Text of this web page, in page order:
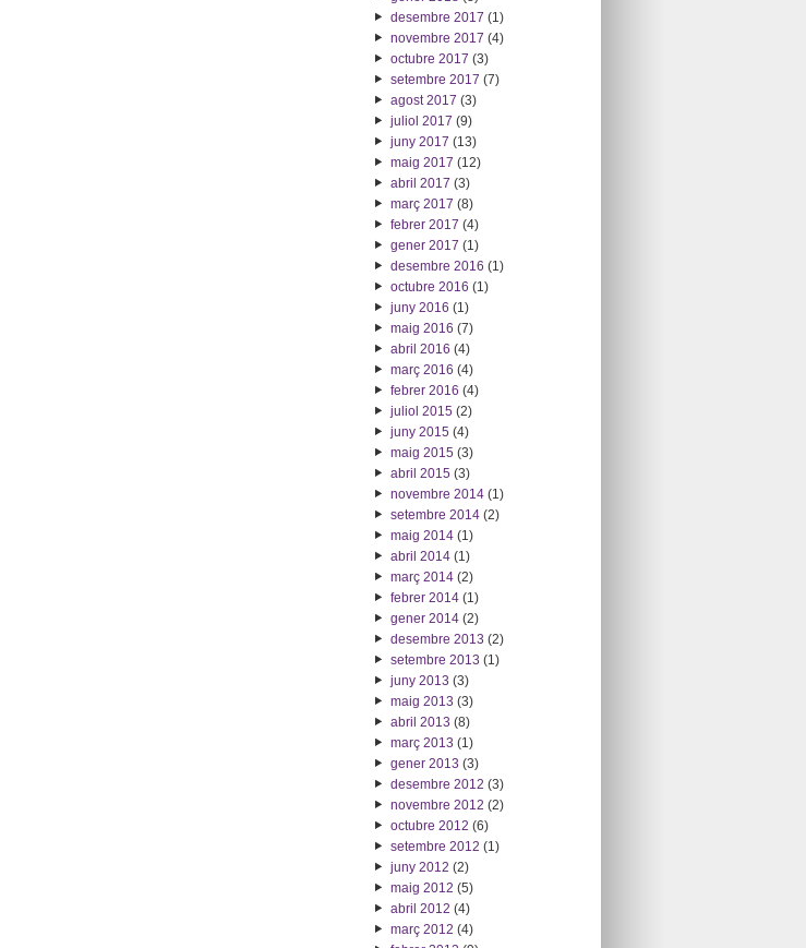
desembre 2017 (1)
novembre 2017 (4)
octubre 2017 (3)
setembre 2017 (7)
agost 2017 (3)
juliol 2017 (9)
juny 2017 (13)
maig 2017 (12)
abril 2017 (3)
març 2017 (8)
febrer 2017 (4)
gener 2017 (1)
desembre 2016 (1)
octubre 2016 (1)
juny 2016 (1)
maig 2016 (7)
abril 2016 (4)
març 2016 (4)
febrer 2016 (4)
juliol 2015 (2)
juny 2015 (4)
maig 2015 (3)
abril 2015 (3)
novembre 2014(1)
setembre 2014(2)
maig 2014(1)
abril 2014(1)
març 2014(2)
febrer 2014(1)
gener 2014(2)
desembre 2013 (2)
setembre 2013 (1)
juny 2013 (3)
maig 2013 (3)
abril 2013 (8)
març 2013 (1)
gener 2013 (3)
desembre 2012 (3)
novembre 2012 (2)
octubre 2012 (6)
setembre 2012 (1)
juny 2012 (2)
maig 2012 (5)
abril 2012 (4)
març 2012 (4)